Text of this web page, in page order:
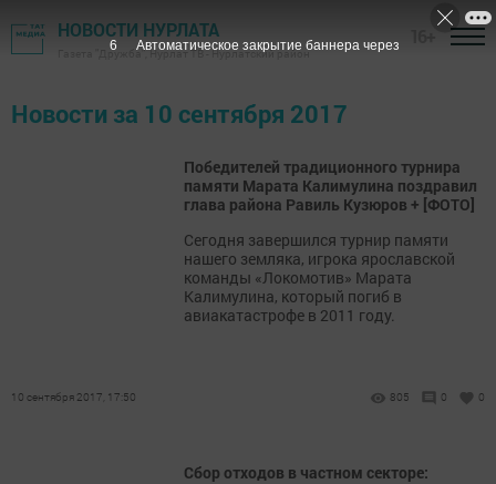
НОВОСТИ НУРЛАТА
Газета "Дружба", Нурлат ТВ - Нурлатский район
Новости за 10 сентября 2017
Победителей традиционного турнира
памяти Марата Калимулина поздравил
глава района Равиль Кузюров + [ФОТО]
Сегодня завершился турнир памяти
нашего земляка, игрока ярославской
команды «Локомотив» Марата
Калимулина, который погиб в
авиакатастрофе в 2011 году.
10 сентября 2017, 17:50 805 0 0
Сбор отходов в частном секторе:
5 Автоматическое закрытие баннера через